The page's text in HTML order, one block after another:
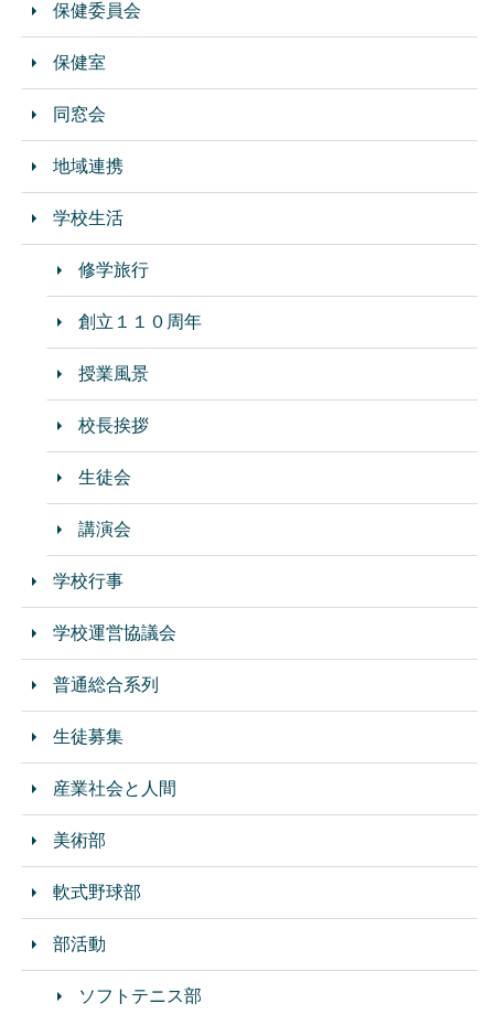
保健委員会
保健室
同窓会
地域連携
学校生活
修学旅行
創立１１０周年
授業風景
校長挨拶
生徒会
講演会
学校行事
学校運営協議会
普通総合系列
生徒募集
産業社会と人間
美術部
軟式野球部
部活動
ソフトテニス部